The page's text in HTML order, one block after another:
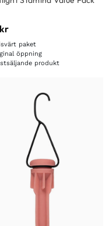
kr
paket
öppning
produkt